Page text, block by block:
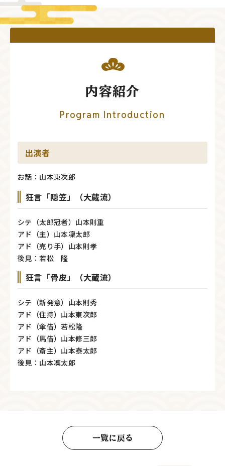
内容紹介
Program Introduction
出演者
お話：山本東次郎
狂言「隠笠」（大蔵流）
シテ（太郎冠者）山本則重
アド（主）山本凜太郎
アド（売り手）山本則孝
後見：若松 隆
狂言「骨皮」（大蔵流）
シテ（新発意）山本則秀
アド（住持）山本東次郎
アド（傘借）若松隆
アド（馬借）山本修三郎
アド（斎主）山本泰太郎
後見：山本凜太郎
一覧に戻る